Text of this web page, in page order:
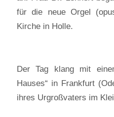
für die neue Orgel
Kirche in Holle.
Der Tag klang mit
Hauses“ in Frankfurt
ihres Urgroßvaters im